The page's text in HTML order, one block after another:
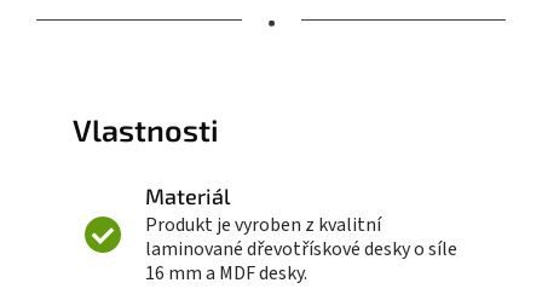
•
Vlastnosti
Materiál
Produkt je vyroben z kvalitní
laminované dřevotřískové desky o síle
16 mm a MDF desky.